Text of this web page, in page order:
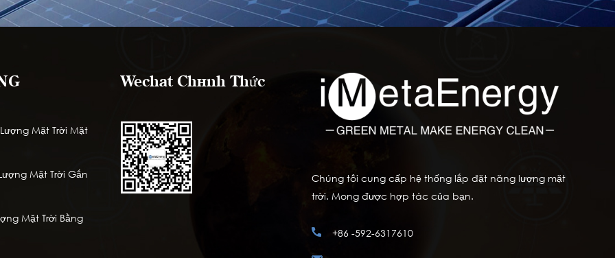
Mặt Trời Mặt
Mặt Trời Gắn
Mặt Trời Bằng
Wechat Chính Thức
Chúng tôi cung cấp hệ thống lắp đặt năng lượng mặt
trời. Mong được hợp tác của bạn.
+86 -592-6317610